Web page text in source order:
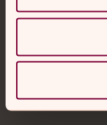
Digitalt brev